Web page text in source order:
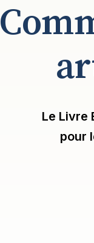
Le Livre
pour